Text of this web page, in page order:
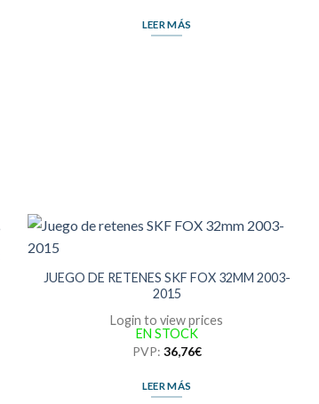
LEER MÁS
JUEGO DE RETENES SKF FOX 32MM 2003-
2015
Login to view prices
EN STOCK
PVP: 36,76€
LEER MÁS